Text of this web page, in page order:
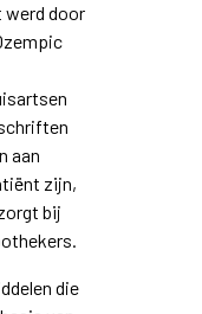
werd door
aan
zijn,
bij
die